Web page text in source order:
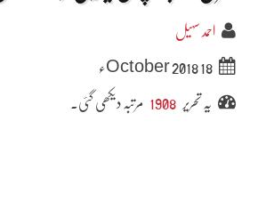
احمد سہیل
18 October 2018ء
یہ تحریر 1908 مرتبہ دیکھی گئی۔